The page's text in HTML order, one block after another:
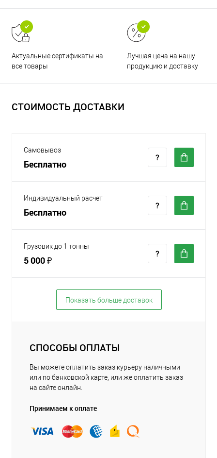
Актуальные сертификаты на
все товары
Лучшая цена на нашу
продукцию и доставку
СТОИМОСТЬ ДОСТАВКИ
Самовывоз
Бесплатно
Индивидуальный расчет
Бесплатно
Грузовик до 1 тонны
5 000 ₽
Показать больше доставок
СПОСОБЫ ОПЛАТЫ
Вы можете оплатить заказ курьеру наличными
или по банковской карте, или же оплатить заказ
на сайте онлайн.
Принимаем к оплате